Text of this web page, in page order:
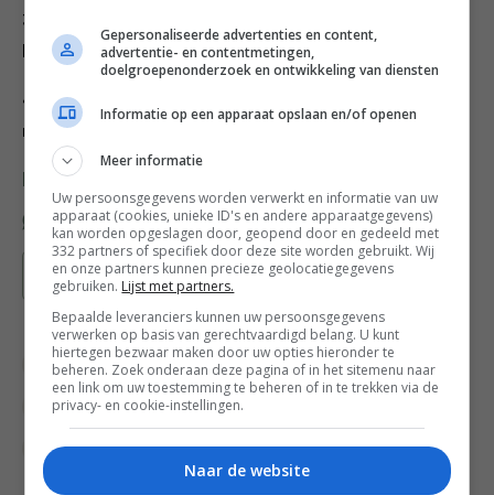
30-35 minuten gaar, of tot een houten prikker die je in
het midden steekt er schoon weer uit komt.
4. Laat het brood afkoelen en snijd in plakjes. Serveer
met een heerlijke tapenade en olijfolie.
Deel dit recept
Bewaar recept
Bakken Bakrecepten Bewuste keuzes
Broodrecepten Granen
Suikervrije recepten Superfood Zaden
Gepersonaliseerde advertenties en content,
advertentie- en contentmetingen,
doelgroepenonderzoek en ontwikkeling van diensten
Informatie op een apparaat opslaan en/of openen
Meer informatie
Uw persoonsgegevens worden verwerkt en informatie van uw
apparaat (cookies, unieke ID's en andere apparaatgegevens)
kan worden opgeslagen door, geopend door en gedeeld met
332 partners of specifiek door deze site worden gebruikt. Wij
en onze partners kunnen precieze geolocatiegegevens
gebruiken. Lijst met partners.
Bepaalde leveranciers kunnen uw persoonsgegevens
verwerken op basis van gerechtvaardigd belang. U kunt
hiertegen bezwaar maken door uw opties hieronder te
beheren. Zoek onderaan deze pagina of in het sitemenu naar
een link om uw toestemming te beheren of in te trekken via de
privacy- en cookie-instellingen.
Naar de website